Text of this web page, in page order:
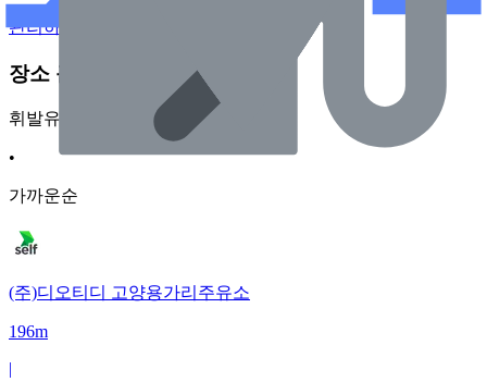
관리하기
장소 근처 주유소
휘발유
•
가까운순
(주)디오티디 고양용가리주유소
196m
|